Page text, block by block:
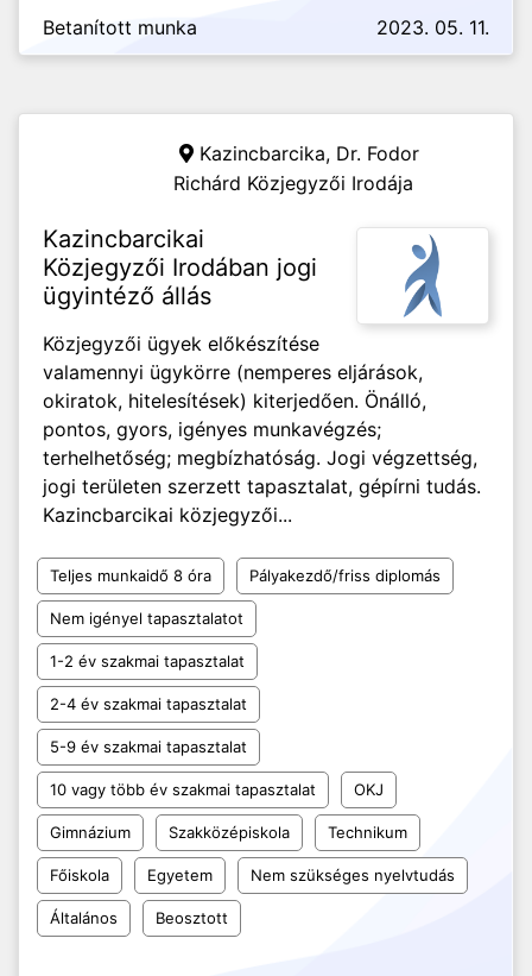
Betanított munka 2023. 05. 11.
Kazincbarcika, Dr. Fodor
Richárd Közjegyzői Irodája
Kazincbarcikai
Közjegyzői Irodában jogi
ügyintéző állás
Közjegyzői ügyek előkészítése
valamennyi ügykörre (nemperes eljárások,
okiratok, hitelesítések) kiterjedően. Önálló,
pontos, gyors, igényes munkavégzés;
terhelhetőség; megbízhatóság. Jogi végzettség,
jogi területen szerzett tapasztalat, gépírni tudás.
Kazincbarcikai közjegyzői...
Teljes munkaidő 8 óra Pályakezdő/friss diplomás
Nem igényel tapasztalatot
1-2 év szakmai tapasztalat
2-4 év szakmai tapasztalat
5-9 év szakmai tapasztalat
10 vagy több év szakmai tapasztalat OKJ
Gimnázium Szakközépiskola Technikum
Főiskola Egyetem Nem szükséges nyelvtudás
Általános Beosztott